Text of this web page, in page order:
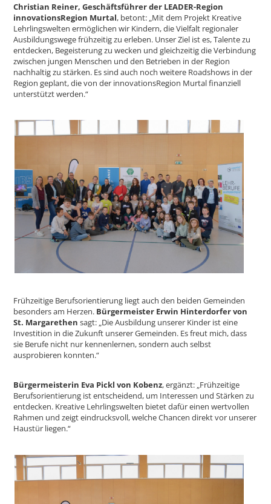
Christian Reiner, Geschäftsführer der LEADER-Region
innovationsRegion Murtal, betont: „Mit dem Projekt Kreative
Lehrlingswelten ermöglichen wir Kindern, die Vielfalt regionaler
Ausbildungswege frühzeitig zu erleben. Unser Ziel ist es, Talente zu
entdecken, Begeisterung zu wecken und gleichzeitig die Verbindung
zwischen jungen Menschen und den Betrieben in der Region
nachhaltig zu stärken. Es sind auch noch weitere Roadshows in der
Region geplant, die von der innovationsRegion Murtal finanziell
unterstützt werden.“
Frühzeitige Berufsorientierung liegt auch den beiden Gemeinden
besonders am Herzen. Bürgermeister Erwin Hinterdorfer von
St. Margarethen sagt: „Die Ausbildung unserer Kinder ist eine
Investition in die Zukunft unserer Gemeinden. Es freut mich, dass
sie Berufe nicht nur kennenlernen, sondern auch selbst
ausprobieren konnten.“
Bürgermeisterin Eva Pickl von Kobenz, ergänzt: „Frühzeitige
Berufsorientierung ist entscheidend, um Interessen und Stärken zu
entdecken. Kreative Lehrlingswelten bietet dafür einen wertvollen
Rahmen und zeigt eindrucksvoll, welche Chancen direkt vor unserer
Haustür liegen.“